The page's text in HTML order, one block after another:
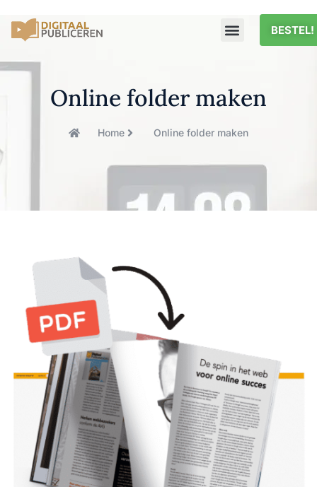
BESTEL!
Online folder maken
Home Online folder maken